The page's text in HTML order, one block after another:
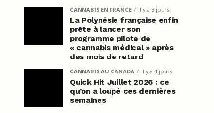
CANNABIS EN FRANCE il y a 3 jours
La Polynésie française enfin
prête à lancer son
programme pilote de
« cannabis médical » après
des mois de retard
CANNABIS AU CANADA il y a 4 jours
Quick Hit Juillet 2026 : ce
qu’on a loupé ces dernières
semaines